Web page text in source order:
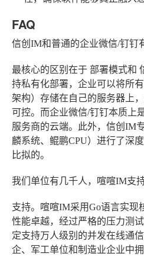
FAQ
信创IM和普通的企业微信/钉钉
最核心的区别在于 部署模式和
持私有化部署，企业可以将所
架构）存储在自己的服务器上
可控。而企业微信/钉钉本质上
服务商的云端。此外，信创IM
麟系统、鲲鹏CPU）进行了深
比拟的。
我们单位有几千人，喧喧IM支
支持。喧喧IM采用Go语言实现
性能卓越，经过严格的压力测
定支持万人级别的并发在线通
企、军工单位和制造业企业中